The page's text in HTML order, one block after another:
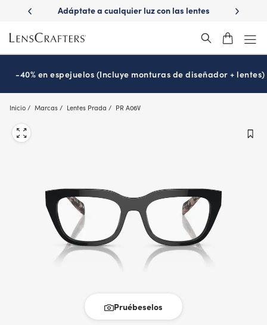
main
content
con
Adáptate a cualquier luz con las lentes
¿Es
-40% en espejuelos (Incluye monturas de diseñador + lentes)
Inicio Marcas Lentes Prada PR A06V
Pruébeselos